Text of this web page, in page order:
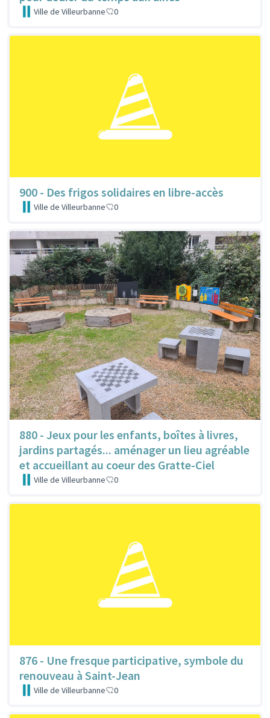
Ville de Villeurbanne 0
900 - Des frigos solidaires en libre-accès
Ville de Villeurbanne 0
880 - Jeux pour les enfants, boîtes à livres,
jardins partagés... aménager un lieu agréable
et accueillant au coeur des Gratte-Ciel
Ville de Villeurbanne 0
876 - Une fresque participative, symbole du
renouveau à Saint-Jean
Ville de Villeurbanne 0